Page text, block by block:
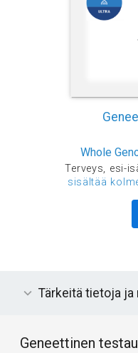
Whole
Terveys, esi-
sisältää
Tärkeitä tietoja ja
Geneettinen